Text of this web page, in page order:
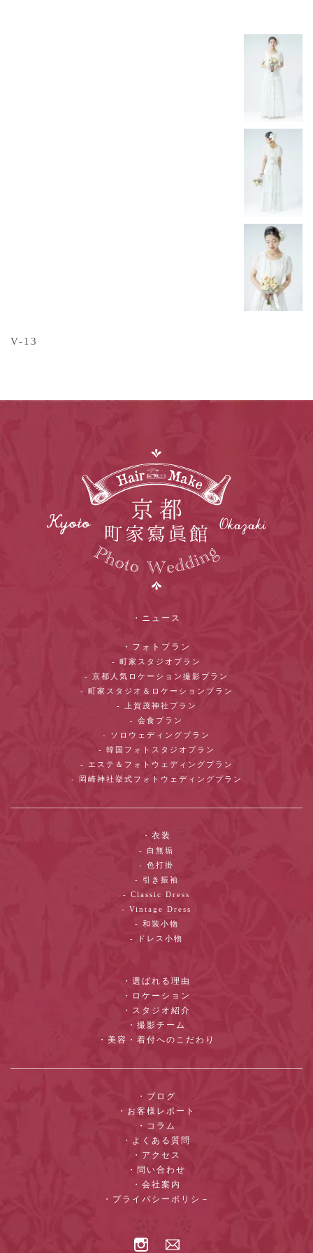
V-13
・ニュース
・フォトプラン
- 町家スタジオプラン
- 京都人気ロケーション撮影プラン
- 町家スタジオ＆ロケーションプラン
- 上賀茂神社プラン
- 会食プラン
- ソロウェディングプラン
- 韓国フォトスタジオプラン
- エステ＆フォトウェディングプラン
- 岡崎神社挙式フォトウェディングプラン
・衣装
- 白無垢
- 色打掛
- 引き振袖
- Classic Dress
- Vintage Dress
- 和装小物
- ドレス小物
・選ばれる理由
・ロケーション
・スタジオ紹介
・撮影チーム
・美容・着付へのこだわり
・ブログ
・お客様レポート
・コラム
・よくある質問
・アクセス
・問い合わせ
・会社案内
・プライバシーポリシ－